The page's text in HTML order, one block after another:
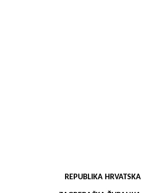
REPUBLIKA HRVATSKA